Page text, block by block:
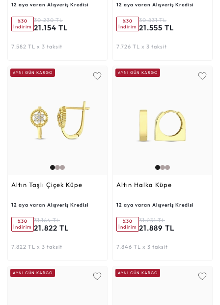
12 aya varan Alışveriş Kredisi
%30
İndirim
30.230 TL
21.154 TL
7.582 TL x 3 taksit
12 aya varan Alışveriş Kredisi
%30
İndirim
30.831 TL
21.555 TL
7.726 TL x 3 taksit
AYNI GÜN KARGO
Altın Taşlı Çiçek Küpe
12 aya varan Alışveriş Kredisi
%30
İndirim
31.164 TL
21.822 TL
7.822 TL x 3 taksit
AYNI GÜN KARGO
Altın Halka Küpe
12 aya varan Alışveriş Kredisi
%30
İndirim
31.231 TL
21.889 TL
7.846 TL x 3 taksit
AYNI GÜN KARGO AYNI GÜN KARGO